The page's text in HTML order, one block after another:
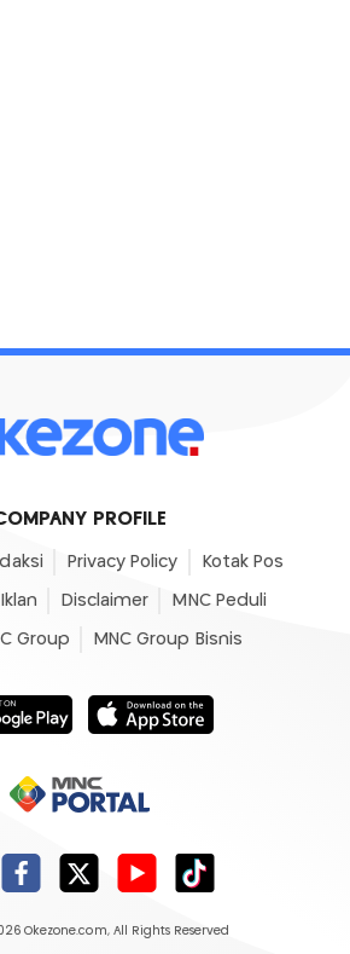
PROFILE
Privacy Policy Kotak Pos
Disclaimer MNC Peduli
Group MNC Group Bisnis
Okezone.com, All Rights Reserved